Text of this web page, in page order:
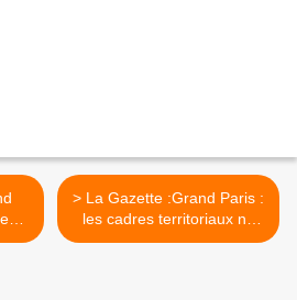
> La Gazette :Grand Paris :
les cadres territoriaux ne
veulent pas d’un « monstre